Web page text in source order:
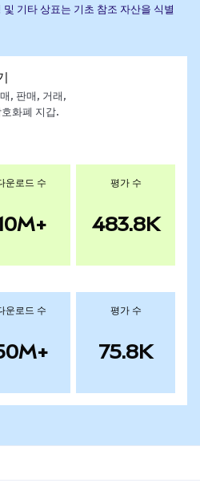
기타 상표는 기초 참조 자산을 식별
, 판매, 거래,
화폐 지갑.
운로드 수 평가 수
483.8K
운로드 수 평가 수
75.8K